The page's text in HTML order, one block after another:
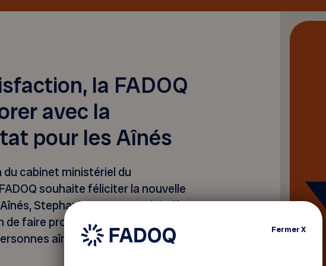
la FADOQ
avec la
pour les Aînés
cabinet ministériel du
souhaite féliciter la nouvelle
Stephanie McLean, et lui offre
faire progresser les nombreux
aînées.
FermerX